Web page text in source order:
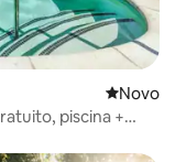
Novo
Novo
piscina +